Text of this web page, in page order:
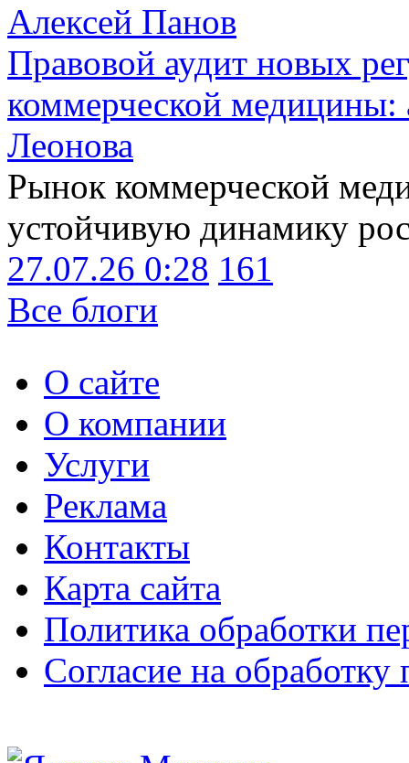
Алексей Панов
Правовой аудит новых
коммерческой медицины:
Леонова
Рынок коммерческой
устойчивую динамику
27.07.26 0:28 161
Все блоги
О сайте
О компании
Услуги
Реклама
Контакты
Карта сайта
Политика обработки
Согласие на